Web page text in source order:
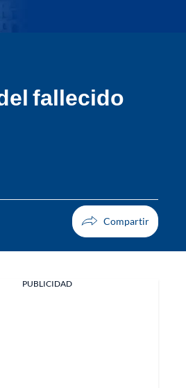
fallecido
PUBLICIDAD